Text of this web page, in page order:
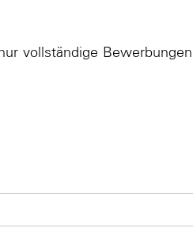
vollständige